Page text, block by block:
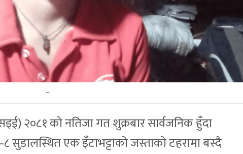
–
२०८१ को नतिजा गत शुक्रबार सार्वजनिक हुँदा
सुडालस्थित एक इँटाभट्टाको जस्ताको टहरामा बस्दै